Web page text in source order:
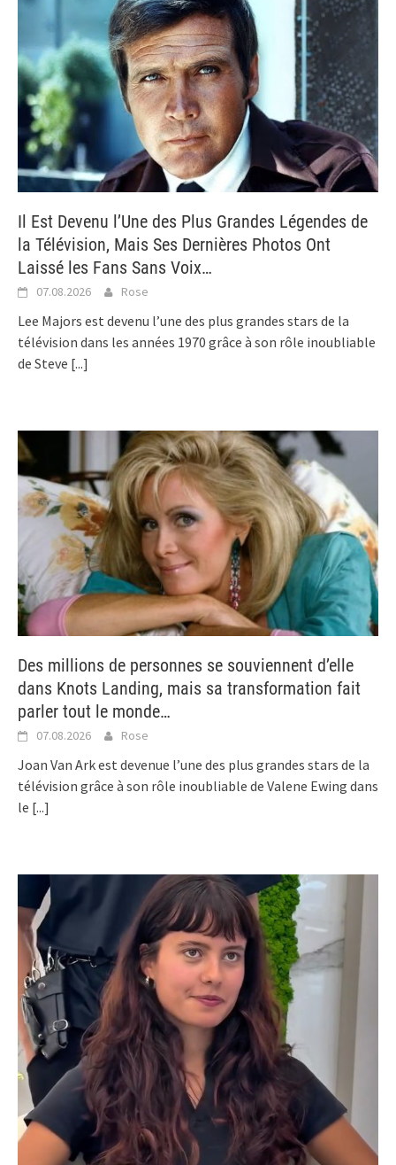
Il Est Devenu l’Une des Plus Grandes Légendes de
la Télévision, Mais Ses Dernières Photos Ont
Laissé les Fans Sans Voix…
07.08.2026 Rose
Lee Majors est devenu l’une des plus grandes stars de la
télévision dans les années 1970 grâce à son rôle inoubliable
de Steve [...]
Des millions de personnes se souviennent d’elle
dans Knots Landing, mais sa transformation fait
parler tout le monde…
07.08.2026 Rose
Joan Van Ark est devenue l’une des plus grandes stars de la
télévision grâce à son rôle inoubliable de Valene Ewing dans
le [...]